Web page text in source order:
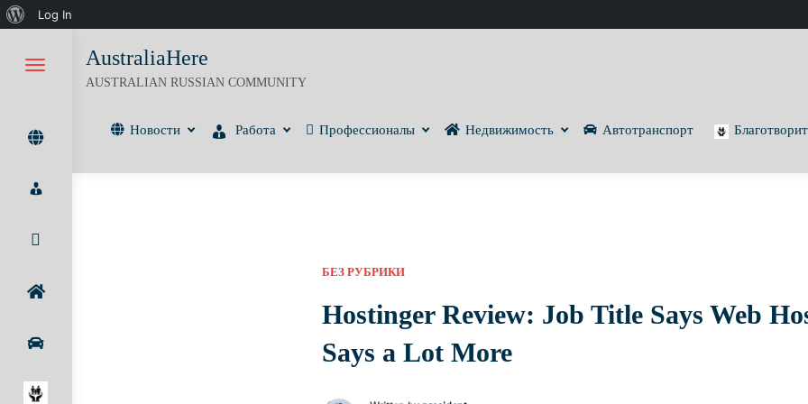
content
AustraliaHere
AUSTRALIAN RUSSIAN COMMUNITY
Новости Работа Профессионалы Недвижимость Автотранспорт
БЕЗ РУБРИКИ
Hostinger Review: Job Title Says Web
Says a Lot More
Log In